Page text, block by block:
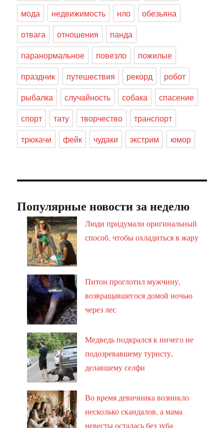
мода
недвижимость нло
обезьяна
отвага
отношения
панда
паранормальное
повезло
пожилые
праздник
путешествия рекорд
робот
рыбалка
случайность собака
спасение
спорт
тату творчество
транспорт
трюкачи
фейк чудаки экстрим юмор
Популярные новости за неделю
Люди придумали оригинальный
способ, чтобы охладиться в жару
Питон проглотил мужчину,
возвращавшегося домой ночью
через лес
Медведь подкрался к ничего не
подозревавшему туристу,
делавшему селфи
Во время девичника возникло
несколько скандалов, а мама
невесты осталась без зуба